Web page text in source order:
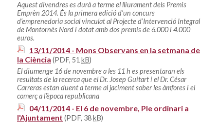
Aquest divendres es durà a terme el lliurament dels Premis
Emprèn 2014. És la primera edició d’un concurs
d’emprenedoria social vinculat al Projecte d’Intervenció Integral
de Montornès Nord i dotat amb dos premis de 6.000 i 4.000
euros.
13/11/2014 - Mons Observans en la setmana de
la Ciència (PDF, 51 kB)
El diumenge 16 de novembre a les 11 h es presentaran els
resultats de la recerca que el Dr. Josep Guitart i el Dr. César
Carreras estan duent a terme al jaciment sober les àmfores i el
comerç a l'època republicana
04/11/2014 - El 6 de novembre, Ple ordinari a
l'Ajuntament (PDF, 38kB)